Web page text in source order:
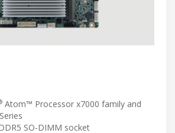
Atom™ Processor x7000 family and
SO-DIMM socket